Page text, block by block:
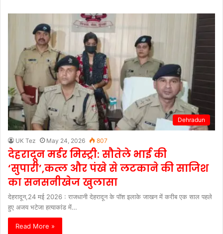
Dehradun
UK Tez May 24, 2026 807
देहरादून मर्डर मिस्ट्री: सौतेले भाई की
‘सुपारी’,कत्ल और पंखे से लटकाने की साजिश
का सनसनीखेज खुलासा
देहरादून,24 मई 2026 : राजधानी देहरादून के पॉश इलाके जाखन में करीब एक साल पहले
हुए अजय भटेजा हत्याकांड में…
Read More »